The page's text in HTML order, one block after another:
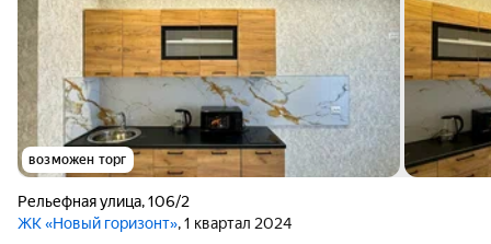
возможен торг
Рельефная улица,106/2
ЖК «Новый горизонт», 1 квартал 2024